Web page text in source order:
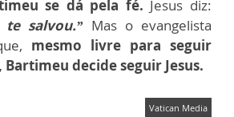
se dá pela fé. Jesus diz:
salvou.”Mas o evangelista
mesmo livre para seguir
decide seguir Jesus.
Vatican Media